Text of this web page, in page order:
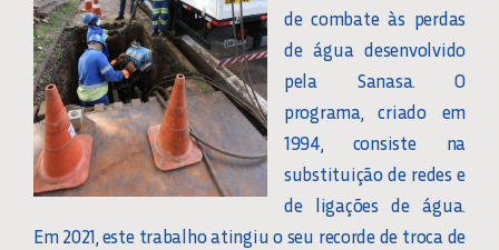
de combate às perdas
de água desenvolvido
pela Sanasa. O
programa, criado em
1994, consiste na
substituição de redes e
de ligações de água.
Em 2021, este trabalho atingiu o seu recorde de troca de